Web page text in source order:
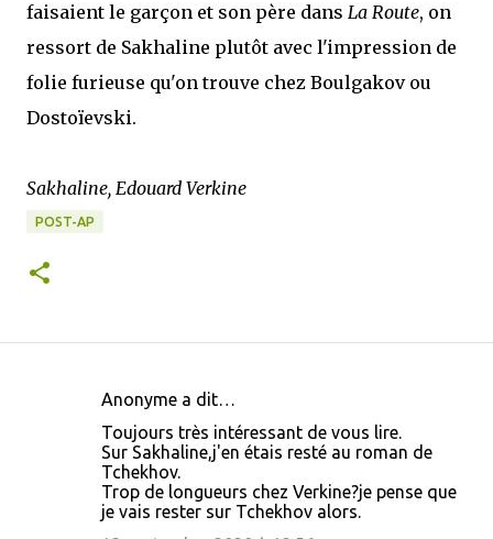
faisaient le garçon et son père dans La Route, on
ressort de Sakhaline plutôt avec l'impression de
folie furieuse qu'on trouve chez Boulgakov ou
Dostoïevski.
Sakhaline, Edouard Verkine
POST-AP
Anonyme a dit…
Toujours très intéressant de vous lire.
Sur Sakhaline,j'en étais resté au roman de
Tchekhov.
Trop de longueurs chez Verkine?je pense que
je vais rester sur Tchekhov alors.